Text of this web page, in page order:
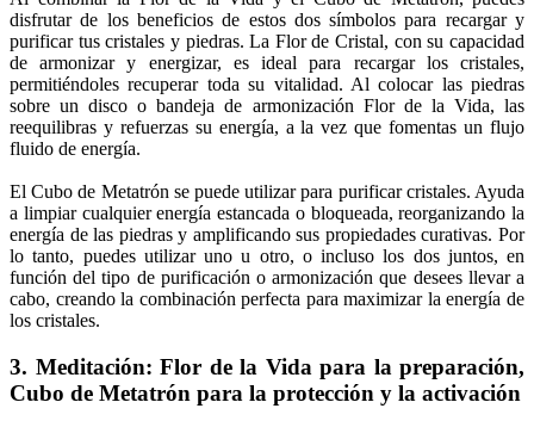
disfrutar de los beneficios de estos dos símbolos para recargar y
purificar tus cristales y piedras. La Flor de Cristal, con su capacidad
de armonizar y energizar, es ideal para recargar los cristales,
permitiéndoles recuperar toda su vitalidad. Al colocar las piedras
sobre un disco o bandeja de armonización Flor de la Vida, las
reequilibras y refuerzas su energía, a la vez que fomentas un flujo
fluido de energía.
El Cubo de Metatrón se puede utilizar para purificar cristales. Ayuda
a limpiar cualquier energía estancada o bloqueada, reorganizando la
energía de las piedras y amplificando sus propiedades curativas. Por
lo tanto, puedes utilizar uno u otro, o incluso los dos juntos, en
función del tipo de purificación o armonización que desees llevar a
cabo, creando la combinación perfecta para maximizar la energía de
los cristales.
3. Meditación: Flor de la Vida para la preparación,
Cubo de Metatrón para la protección y la activación